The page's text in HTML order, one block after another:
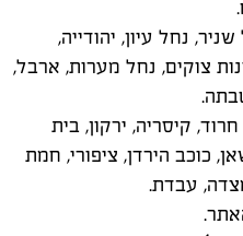
קיסריה, ירקון, בית
כוכב הירדן, ציפורי, חמת
עבדת.
החוברת נמכרת במחיר סמלי (10 ₪) בקופות האתרים וגם
רשות הטבע והגנים.
.
כניסה חינם למנויי